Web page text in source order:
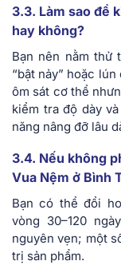
3.3. Làm sao để
hay không?
Bạn nên nằm thử
“bật nảy” hoặc
ôm sát cơ thể
kiểm tra độ dày
năng nâng đỡ lâu
3.4. Nếu không
Vua Nệm ở Bình
Bạn có thể đổi
vòng 30–120
nguyên vẹn; một
trị sản phẩm.